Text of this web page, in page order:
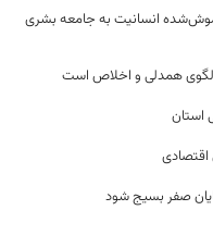
انسانیت به جامعه بشری
الگوی همدلی و اخلاص است
استان
صفر بسیج شود